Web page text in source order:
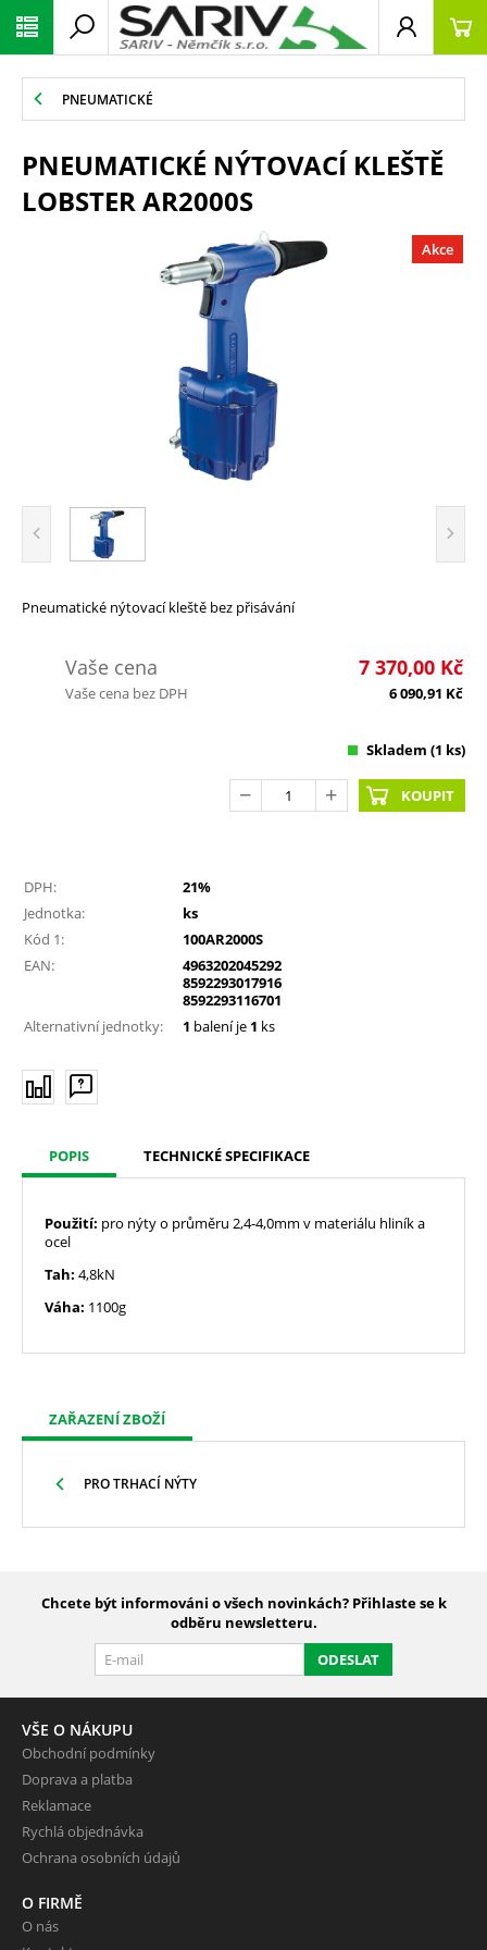
PNEUMATICKÉ
PNEUMATICKÉ NÝTOVACÍ KLEŠTĚ
LOBSTER AR2000S
Pneumatické nýtovací kleště bez přisávání
Vaše cena 7 370,00 Kč
Vaše cena bez DPH 6 090,91 Kč
Skladem (1 ks)
KOUPIT
DPH:
21%
Jednotka:
ks
Kód 1:
100AR2000S
EAN:
4963202045292
8592293017916
8592293116701
Alternativní jednotky:
1 balení je 1 ks
Akce
POPIS TECHNICKÉ SPECIFIKACE
Použití: pro nýty o průměru 2,4-4,0mm v materiálu hliník a
ocel
Tah: 4,8kN
Váha: 1100g
ZAŘAZENÍ ZBOŽÍ
PRO TRHACÍ NÝTY
Chcete být informováni o všech novinkách? Přihlaste se k
odběru newsletteru.
ODESLAT
VŠE O NÁKUPU
Obchodní podmínky
Doprava a platba
Reklamace
Rychlá objednávka
Ochrana osobních údajů
O FIRMĚ
O nás